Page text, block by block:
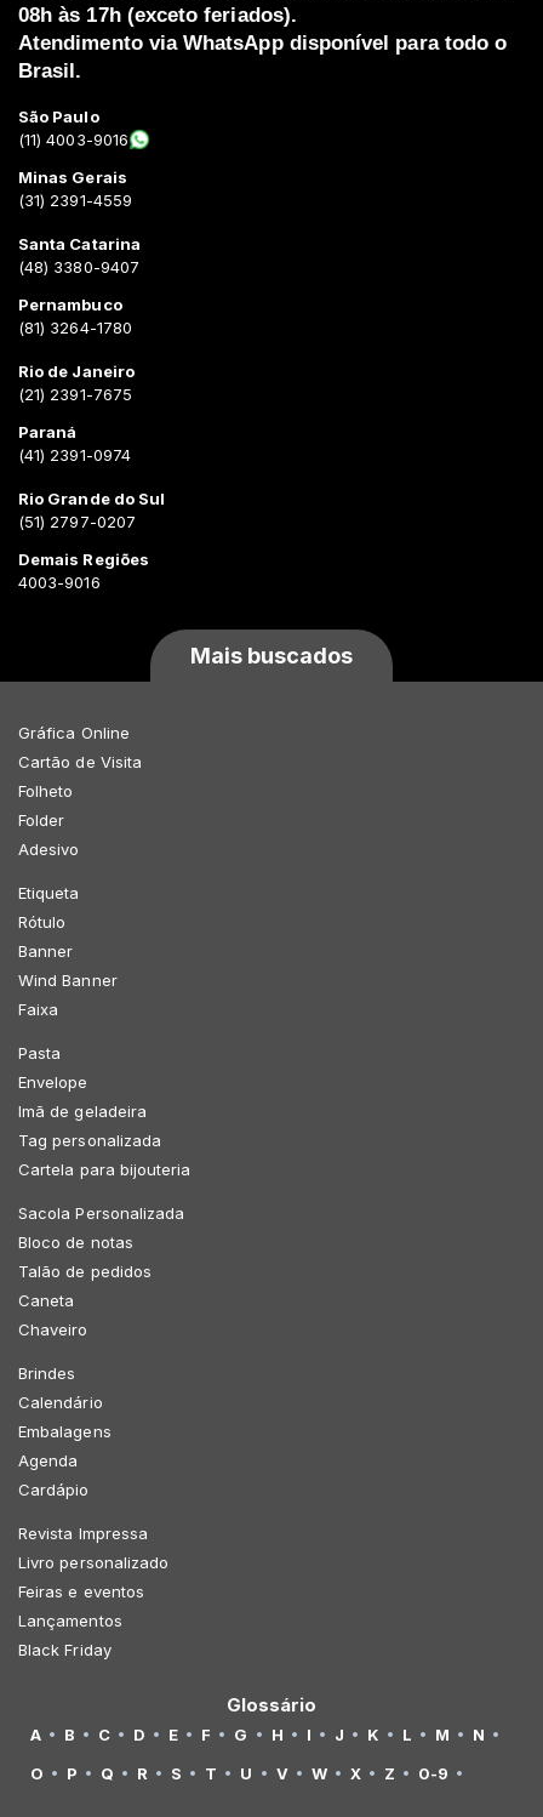
08h às 17h (exceto feriados).
Atendimento via WhatsApp disponível para todo o
Brasil.
São Paulo
(11) 4003-9016
Minas Gerais
(31) 2391-4559
Santa Catarina
(48) 3380-9407
Pernambuco
(81) 3264-1780
Rio de Janeiro
(21) 2391-7675
Paraná
(41) 2391-0974
Rio Grande do Sul
(51) 2797-0207
Demais Regiões
4003-9016
Mais buscados
Gráfica Online
Cartão de Visita
Folheto
Folder
Adesivo
Etiqueta
Rótulo
Banner
Wind Banner
Faixa
Pasta
Envelope
Imã de geladeira
Tag personalizada
Cartela para bijouteria
Sacola Personalizada
Bloco de notas
Talão de pedidos
Caneta
Chaveiro
Brindes
Calendário
Embalagens
Agenda
Cardápio
Revista Impressa
Livro personalizado
Feiras e eventos
Lançamentos
Black Friday
Glossário
A B C D E F G H I J K L M
N
O
P Q R S T U V W X Z 0-9